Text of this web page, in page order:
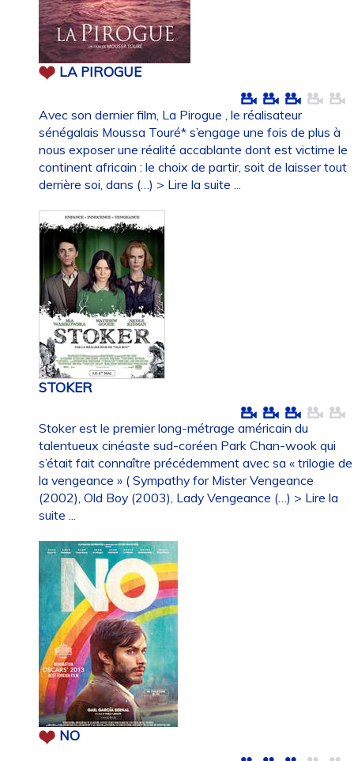
LA PIROGUE
Avec son dernier film, La Pirogue , le réalisateur
sénégalais Moussa Touré* s’engage une fois de plus à
nous exposer une réalité accablante dont est victime le
continent africain : le choix de partir, soit de laisser tout
derrière soi, dans (…) > Lire la suite ...
STOKER
Stoker est le premier long-métrage américain du
talentueux cinéaste sud-coréen Park Chan-wook qui
s’était fait connaître précédemment avec sa « trilogie de
la vengeance » ( Sympathy for Mister Vengeance
(2002), Old Boy (2003), Lady Vengeance (…) > Lire la
suite ...
NO